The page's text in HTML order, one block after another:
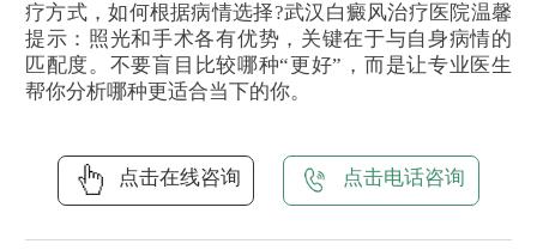
疗方式，如何根据病情选择?武汉白癜风治疗医院温馨
提示：照光和手术各有优势，关键在于与自身病情的
匹配度。不要盲目比较哪种“更好”，而是让专业医生
帮你分析哪种更适合当下的你。
点击在线咨询 点击电话咨询